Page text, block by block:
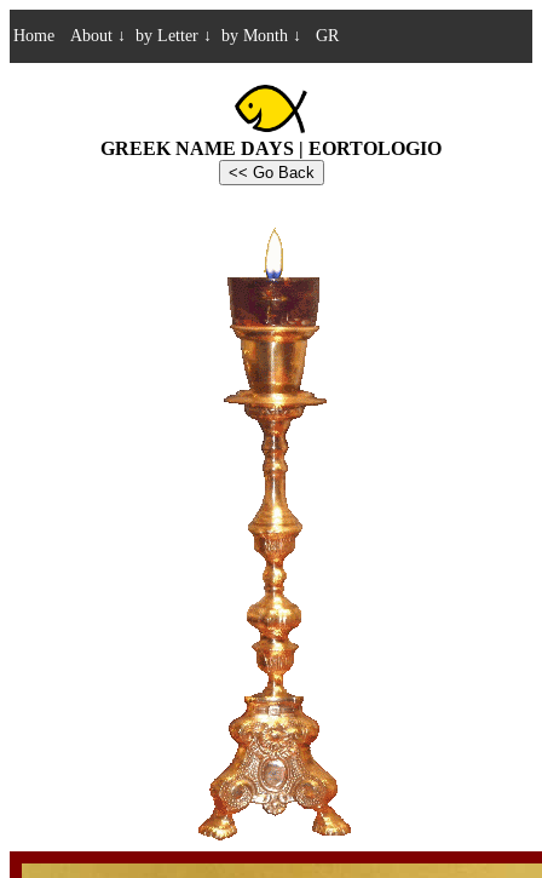
Home About ↓ by Letter ↓ by Month ↓ GR
GREEK NAME DAYS | EORTOLOGIO
<< Go Back